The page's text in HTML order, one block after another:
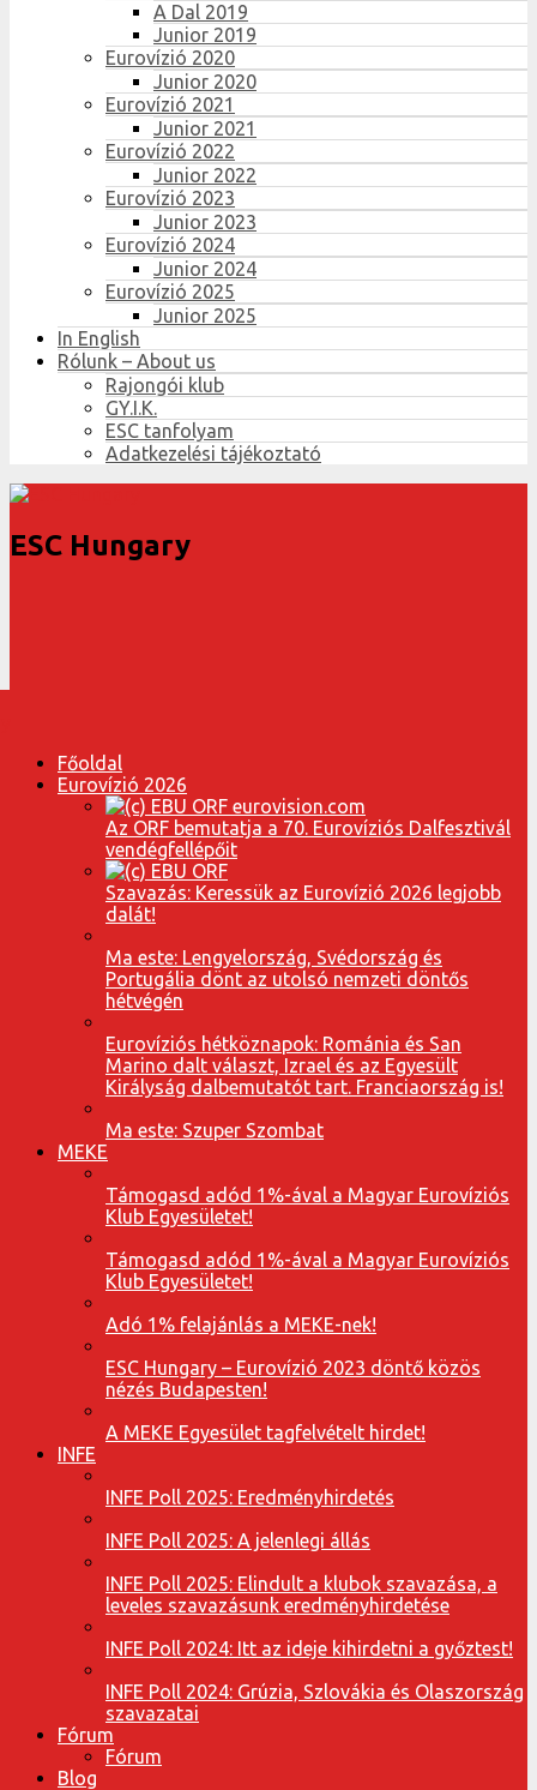
A Dal 2019
Junior 2019
Eurovízió 2020
Junior 2020
Eurovízió 2021
Junior 2021
Eurovízió 2022
Junior 2022
Eurovízió 2023
Junior 2023
Eurovízió 2024
Junior 2024
Eurovízió 2025
Junior 2025
In English
Rólunk – About us
Rajongói klub
GY.I.K.
ESC tanfolyam
Adatkezelési tájékoztató
ESC Hungary
Főoldal
Eurovízió 2026
Az ORF bemutatja a 70. Eurovíziós Dalfesztivál
vendégfellépőit
Szavazás: Keressük az Eurovízió 2026 legjobb
dalát!
Ma este: Lengyelország, Svédország és
Portugália dönt az utolsó nemzeti döntős
hétvégén
Eurovíziós hétköznapok: Románia és San
Marino dalt választ, Izrael és az Egyesült
Királyság dalbemutatót tart. Franciaország is!
Ma este: Szuper Szombat
MEKE
Támogasd adód 1%-ával a Magyar Eurovíziós
Klub Egyesületet!
Támogasd adód 1%-ával a Magyar Eurovíziós
Klub Egyesületet!
Adó 1% felajánlás a MEKE-nek!
ESC Hungary – Eurovízió 2023 döntő közös
nézés Budapesten!
A MEKE Egyesület tagfelvételt hirdet!
INFE
INFE Poll 2025: Eredményhirdetés
INFE Poll 2025: A jelenlegi állás
INFE Poll 2025: Elindult a klubok szavazása, a
leveles szavazásunk eredményhirdetése
INFE Poll 2024: Itt az ideje kihirdetni a győztest!
INFE Poll 2024: Grúzia, Szlovákia és Olaszország
szavazatai
Fórum
Fórum
Blog